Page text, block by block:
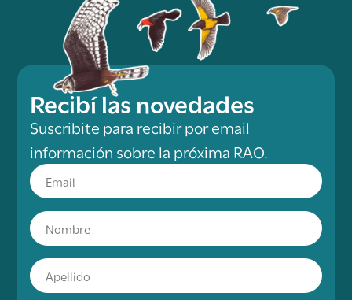
Recibí las novedades
Suscribite para recibir por email
información sobre la próxima RAO.